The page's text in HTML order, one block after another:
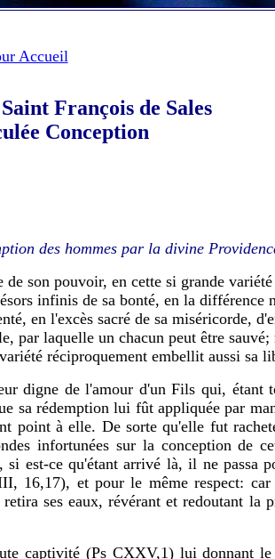
Accueil
François de Sales
Conception
des hommes par la divine
son pouvoir, en cette si grande
infinis de sa bonté, en la différence
en l'excès sacré de sa miséricorde,
par laquelle un chacun peut être
réciproquement embellit aussi sa
digne de l'amour d'un Fils qui, étant
sa rédemption lui fût appliquée par
point à elle. De sorte qu'elle fut
infortunées sur la conception de
est-ce qu'étant arrivé là, il ne passa
16,17), et pour le même respect:
ses eaux, révérant et redoutant la
captivité (Ps CXXV,1) lui donnant